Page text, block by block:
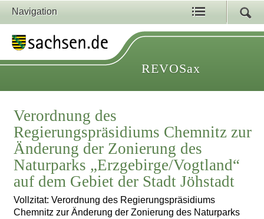
Navigation
REVOSax
Verordnung des
Regierungspräsidiums Chemnitz zur
Änderung der Zonierung des
Naturparks „Erzgebirge/Vogtland“
auf dem Gebiet der Stadt Jöhstadt
Vollzitat: Verordnung des Regierungspräsidiums
Chemnitz zur Änderung der Zonierung des Naturparks